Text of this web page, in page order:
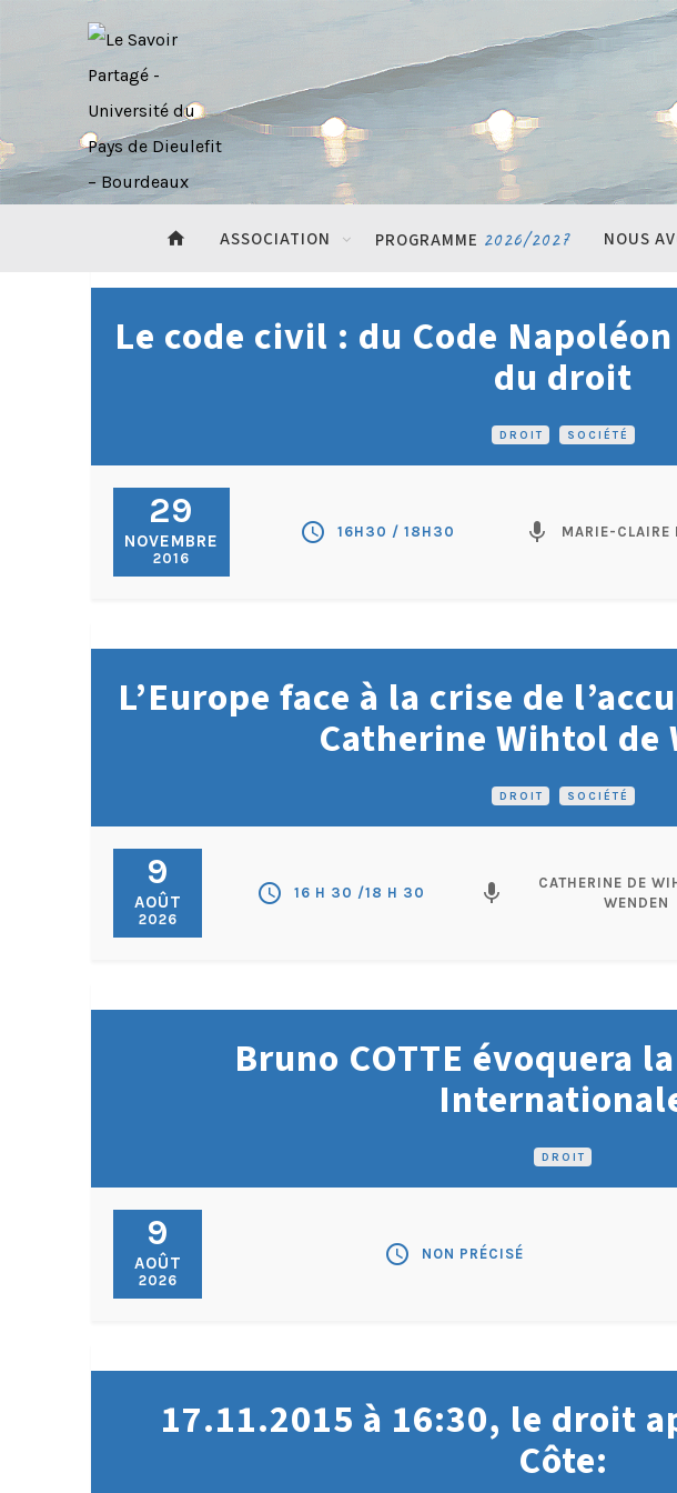
home ASSOCIATION PROGRAMME 2026/2027 NOUS
DROIT SOCIÉTÉ
Le code civil : du Code
du droit
29
NOVEMBRE
2016
schedule 16H30 / 18H30 mic MARIE-CLAIRE
DROIT SOCIÉTÉ
L’Europe face à la crise de
Catherine Wihtol de
9
AOÛT
2026
schedule 16 H 30 /18 H 30 mic
CATHERINE DE
WENDEN
DROIT
Bruno COTTE évoquera
9
AOÛT
2026
schedule NON PRÉCISÉ
17.11.2015 à 16:30, le droit
Côte: